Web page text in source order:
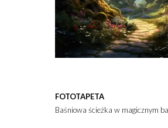
FOTOTAPETA
Baśniowa ścieżka w magicznym